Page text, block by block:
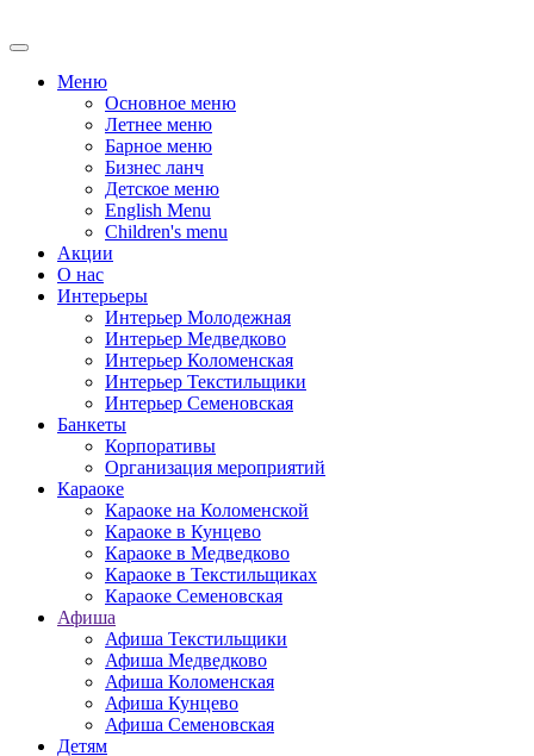
Меню
Основное меню
Летнее меню
Барное меню
Бизнес ланч
Детское меню
English Menu
Children's menu
Акции
О нас
Интерьеры
Интерьер Молодежная
Интерьер Медведково
Интерьер Коломенская
Интерьер Текстильщики
Интерьер Семеновская
Банкеты
Корпоративы
Oрганизация мероприятий
Караоке
Караоке на Коломенской
Караоке в Кунцево
Караоке в Медведково
Караоке в Текстильщиках
Караоке Семеновская
Афиша
Афиша Текстильщики
Афиша Медведково
Афиша Коломенская
Афиша Кунцево
Афиша Семеновская
Детям